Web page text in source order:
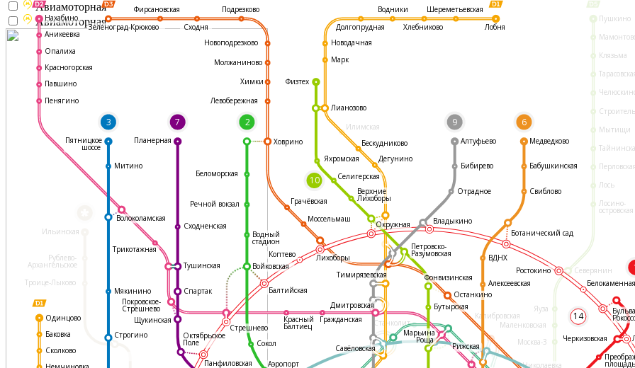
Илимская
Пушкино
Клязьма
Мытищи
Лось
Лосино-
островская
Северянин
Яуза
Маленковская
Москва-3
Николаевка
Ильинская
Рублево-
Архангельское
Троице-Лыково
Калибровская
Станколит
3 7
14
2 9 6
10
Фирсановская
Сходня
Подрезково
Новоподрезково
Молжаниново
Химки
Левобережная
Ховрино
Грачёвская
Моссельмаш
Останкино
Медведково
Бабушкинская
Свиблово
ВДНХ
Алексеевская
Рижская
Аэропорт
Сокол
Красный
Балтиец
Гражданская
Дмитровская
Коптево Лихоборы
Балтийская
Войковская
Водный
стадион
Сходненская
Трикотажная
Волоколамская
Тушинская
Мякинино
Строгино
Митино
Нахабино
Аникеевка
Опалиха
Красногорская
Павшино
Пенягино
Одинцово
Баковка
Сколково
Пятницкое
шоссе
Планерная
Спартак
Стрешнево
Щукинская
Октябрьское
Поле
Панфиловская
Окружная
Дегунино
Бескудниково
Верхние
Лихоборы
Селигерская
Физтех
Яхромская
Марк
Лианозово
Новодачная
Речной вокзал
Беломорская
Долгопрудная
Водники
Хлебниково
Шереметьевская
Лобня
Тимирязевская
Марьина
Роща
Савёловская
Фонвизинская
Бутырская
Петровско-
Разумовская
Покровское-
Стрешнево
Бибирево
Отрадное
Владыкино
Ботанический сад
Алтуфьево
Ростокино
Черкизовская
площадь
Зеленоград-Крюково
Авиамоторная
Авиамоторная